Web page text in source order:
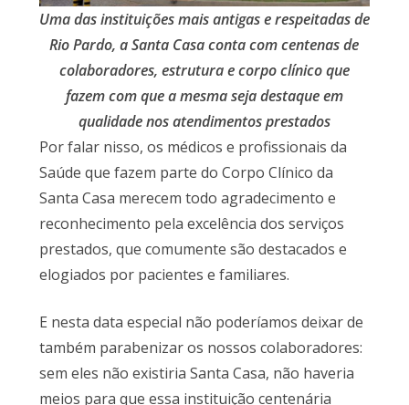
Uma das instituições mais antigas e respeitadas de
Rio Pardo, a Santa Casa conta com centenas de
colaboradores, estrutura e corpo clínico que
fazem com que a mesma seja destaque em
qualidade nos atendimentos prestados
Por falar nisso, os médicos e profissionais da
Saúde que fazem parte do Corpo Clínico da
Santa Casa merecem todo agradecimento e
reconhecimento pela excelência dos serviços
prestados, que comumente são destacados e
elogiados por pacientes e familiares.
E nesta data especial não poderíamos deixar de
também parabenizar os nossos colaboradores:
sem eles não existiria Santa Casa, não haveria
meios para que essa instituição centenária